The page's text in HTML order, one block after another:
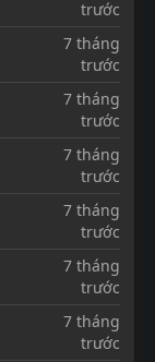
trước
7 tháng
trước
7 tháng
trước
7 tháng
trước
7 tháng
trước
7 tháng
trước
7 tháng
trước